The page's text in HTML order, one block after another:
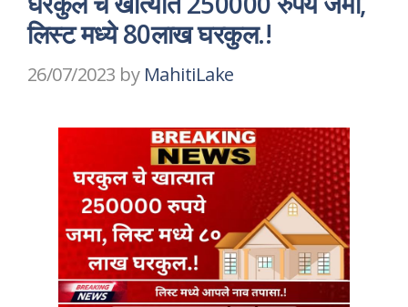
लिस्ट मध्ये 80लाख घरकुल.!
26/07/2023 by MahitiLake